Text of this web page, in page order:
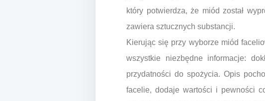
który potwierdza, że miód został
zawiera sztucznych substancji.
Kierując się przy wyborze miód
wszystkie niezbędne informacje:
przydatności do spożycia. Opis
facelie, dodaje wartości i pewności